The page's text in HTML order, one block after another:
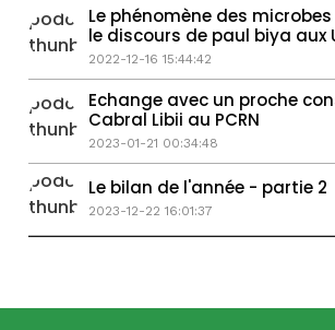
Le phénomène des
le discours de paul biya aux
2022-12-16 15:44:42
Echange avec un proche
Cabral Libii au PCRN
2023-01-21 00:34:48
Le bilan de l'année - partie 2
2023-12-22 16:01:37